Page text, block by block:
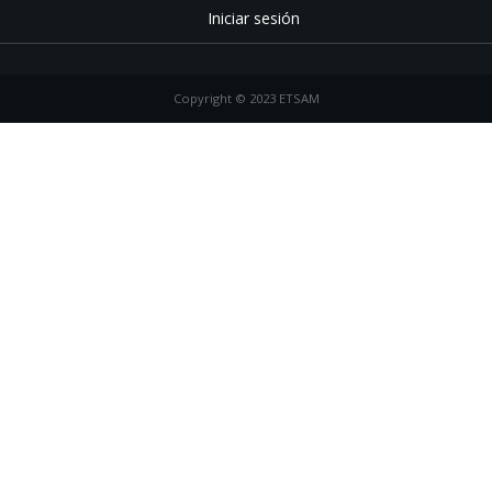
Iniciar sesión
Copyright © 2023 ETSAM